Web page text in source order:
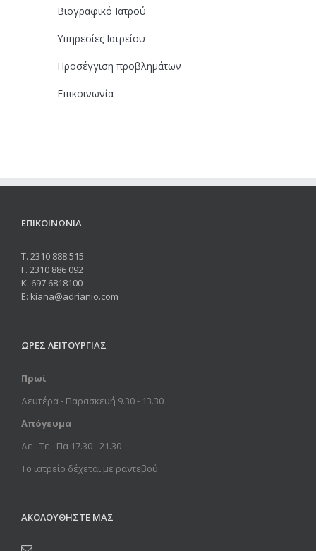
Βιογραφικό Ιατρού
Υπηρεσίες Ιατρείου
Προσέγγιση προβλημάτων
Επικοινωνία
ΕΠΙΚΟΙΝΩΝΙΑ
Τ. 2310 888 515
F. 2310 886 092
Κ. 697 6818100
Ε: kiana@adrianio.com
ΩΡΕΣ ΛΕΙΤΟΥΡΓΙΑΣ
Πρωί
Δευτέρα - Παρασκευή 9.30 - 13.30
Απόγευμα
Δε - Τε - Πα 17.30 - 21.30
Το ιατρείο δέχεται με ραντεβού
ΑΚΟΛΟΥΘΗΣΤΕ ΜΑΣ